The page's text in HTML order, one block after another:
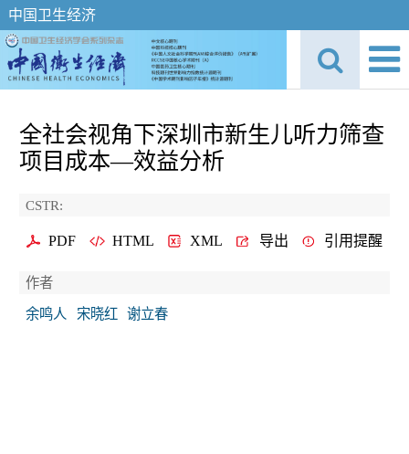
中国卫生经济
全社会视角下深圳市新生儿听力筛查
项目成本—效益分析
CSTR:
PDF HTML XML 导出 引用提醒
作者
余鸣人
宋晓红 谢立春